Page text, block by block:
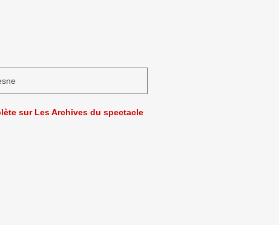
sur Les Archives du spectacle